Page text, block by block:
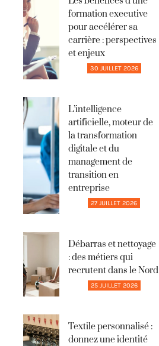
formation executive
pour accélérer sa
carrière : perspectives
et enjeux
30 JUILLET 2026
L’intelligence
artificielle, moteur de
la transformation
digitale et du
management de
transition en
entreprise
27 JUILLET 2026
Débarras et nettoyage
: des métiers qui
recrutent dans le Nord
25 JUILLET 2026
Textile personnalisé :
donnez une identité